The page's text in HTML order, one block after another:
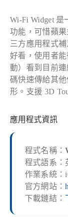
Wi-Fi Widget
功能，可惜蘋
三方應用程式
好看，使用者
動）看到目前
碼快速傳給其
形。支援 3D
應用程式資訊
程式名稱：
程式語系：
作業系統：
官方網站：
下載鏈結：